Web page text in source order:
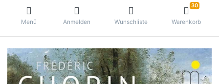
Menü Anmelden Wunschliste
30
Warenkorb